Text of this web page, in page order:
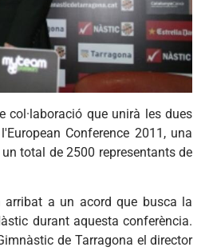
que unirà les dues
Conference 2011, una
total de 2500 representants de
arribat a un acord que busca la
durant aquesta conferència.
de Tarragona el director